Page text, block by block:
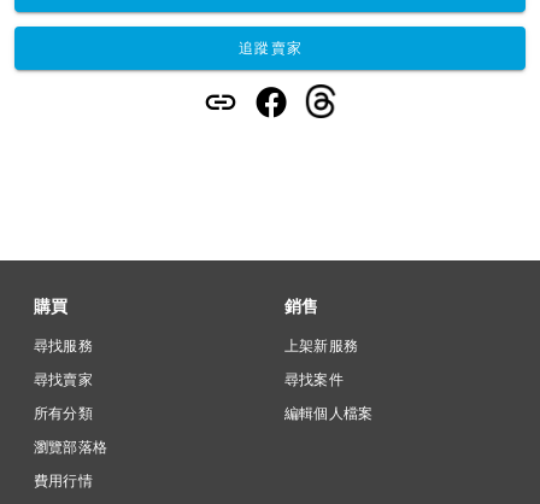
追蹤賣家
購買
尋找服務
尋找賣家
所有分類
瀏覽部落格
費用行情
銷售
上架新服務
尋找案件
編輯個人檔案